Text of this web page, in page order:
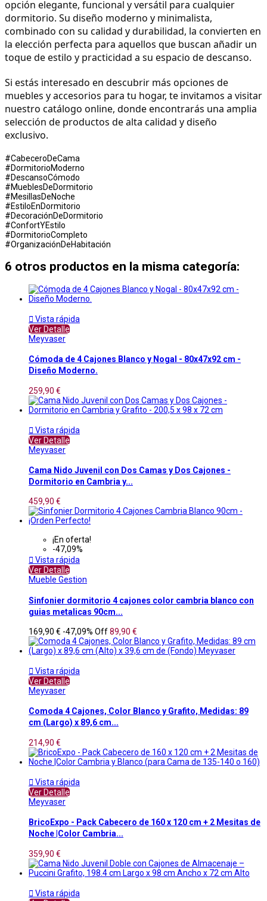
opción elegante, funcional y versátil para cualquier
dormitorio. Su diseño moderno y minimalista,
combinado con su calidad y durabilidad, la convierten en
la elección perfecta para aquellos que buscan añadir un
toque de estilo y practicidad a su espacio de descanso.
Si estás interesado en descubrir más opciones de
muebles y accesorios para tu hogar, te invitamos a visitar
nuestro catálogo online, donde encontrarás una amplia
selección de productos de alta calidad y diseño
exclusivo.
#CabeceroDeCama
#DormitorioModerno
#DescansoCómodo
#MueblesDeDormitorio
#MesillasDeNoche
#EstiloEnDormitorio
#DecoraciónDeDormitorio
#ConfortYEstilo
#DormitorioCompleto
#OrganizaciónDeHabitación
6 otros productos en la misma categoría:
 Vista rápida
Ver Detalle
Meyvaser
Cómoda de 4 Cajones Blanco y Nogal - 80x47x92 cm -
Diseño Moderno.
259,90 €
 Vista rápida
Ver Detalle
Meyvaser
Cama Nido Juvenil con Dos Camas y Dos Cajones -
Dormitorio en Cambria y...
459,90 €
¡En oferta!
-47,09%
 Vista rápida
Ver Detalle
Mueble Gestion
Sinfonier dormitorio 4 cajones color cambria blanco con
guias metalicas 90cm...
169,90 € -47,09% Off89,90 €
 Vista rápida
Ver Detalle
Meyvaser
Comoda 4 Cajones, Color Blanco y Grafito, Medidas: 89
cm (Largo) x 89,6 cm...
214,90 €
 Vista rápida
Ver Detalle
Meyvaser
BricoExpo - Pack Cabecero de 160 x 120 cm + 2 Mesitas de
Noche |Color Cambria...
359,90 €
 Vista rápida